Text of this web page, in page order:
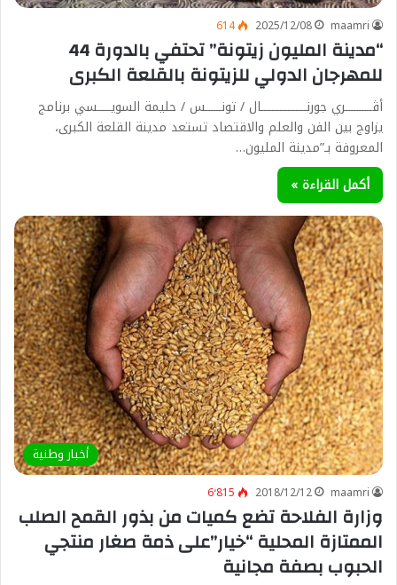
maamri
2025/12/08
614
“مدينة المليون زيتونة” تحتفي بالدورة 44
للمهرجان الدولي للزيتونة بالقلعة الكبرى
أڨــــــــــري جورنـــــــــــــــــال / تونــــــس / حليمة السويـــــسي برنامج
يزاوج بين الفن والعلم والاقتصاد تستعد مدينة القلعة الكبرى،
المعروفة بـ”مدينة المليون…
أكمل القراءة »
أخبار وطنية
maamri
2018/12/12 6٬815
وزارة الفلاحة تضع كميات من بذور القمح الصلب
الممتازة المحلية “خيار”على ذمة صغار منتجي
الحبوب بصفة مجانية